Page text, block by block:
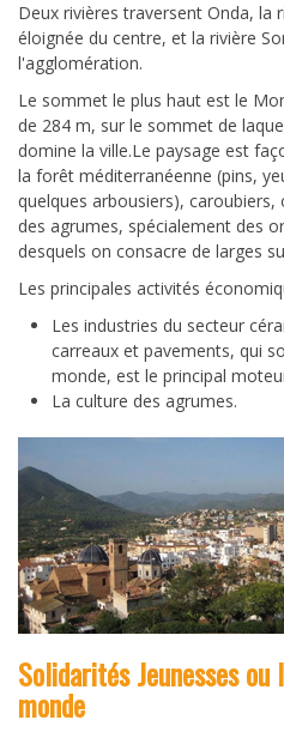
Deux rivières traversent Onda, la
éloignée du centre, et la rivière
l'agglomération.
Le sommet le plus haut est le
de 284 m, sur le sommet de
domine la ville.Le paysage est
la forêt méditerranéenne (pins,
quelques arbousiers),
des agrumes, spécialement des
desquels on consacre de larges
Les principales activités
Les industries du secteur
carreaux et pavements, qui
monde, est le principal
La culture des agrumes.
Solidarités Jeunesses
monde